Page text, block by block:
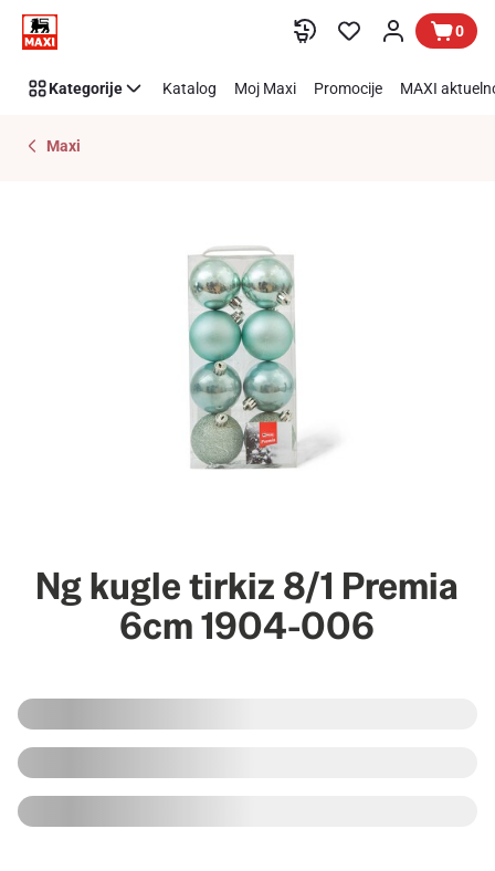
Preskoči link 0
Kategorije Katalog Moj Maxi Promocije MAXI
Maxi
Ng kugle tirkiz 8/1 Premia
6cm 1904-006